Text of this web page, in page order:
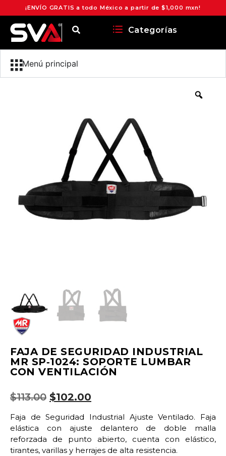
¡ENVÍO GRATIS a todo México a partir de $1,000 mxn!
Categorías
Menú principal
FAJA DE SEGURIDAD INDUSTRIAL
MR SP‑1024: SOPORTE LUMBAR
CON VENTILACIÓN
$113.00 $102.00
Faja de Seguridad Industrial Ajuste Ventilado. Faja
elástica con ajuste delantero de doble malla
reforzada de punto abierto, cuenta con elástico,
tirantes, varillas y herrajes de alta resistencia.